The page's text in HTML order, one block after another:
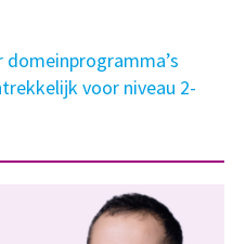
voor niveau 2-